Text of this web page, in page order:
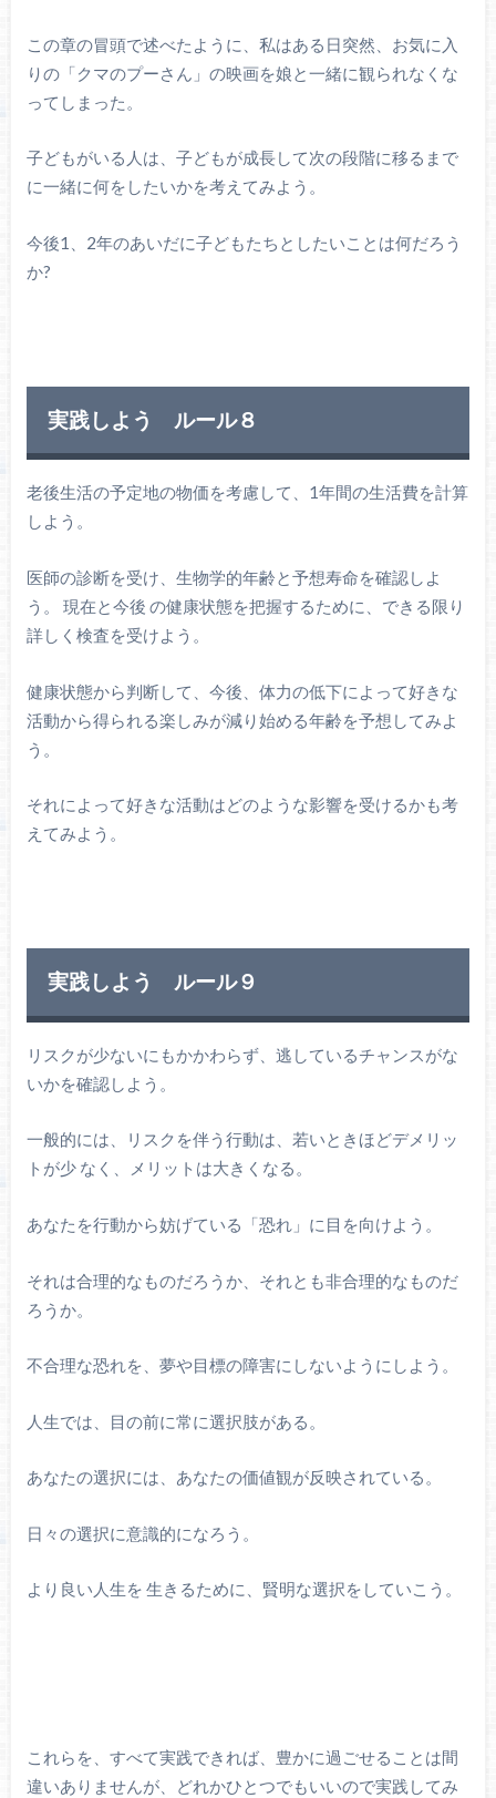
この章の冒頭で述べたように、私はある日突然、お気に入
りの「クマのプーさん」の映画を娘と一緒に観られなくな
ってしまった。
子どもがいる人は、子どもが成長して次の段階に移るまで
に一緒に何をしたいかを考えてみよう。
今後1、2年のあいだに子どもたちとしたいことは何だろう
か?
実践しよう ルール８
老後生活の予定地の物価を考慮して、1年間の生活費を計算
しよう。
医師の診断を受け、生物学的年齢と予想寿命を確認しよ
う。 現在と今後 の健康状態を把握するために、できる限り
詳しく検査を受けよう。
健康状態から判断して、今後、体力の低下によって好きな
活動から得られる楽しみが減り始める年齢を予想してみよ
う。
それによって好きな活動はどのような影響を受けるかも考
えてみよう。
実践しよう ルール９
リスクが少ないにもかかわらず、逃しているチャンスがな
いかを確認しよう。
一般的には、リスクを伴う行動は、若いときほどデメリッ
トが少 なく、メリットは大きくなる。
あなたを行動から妨げている「恐れ」に目を向けよう。
それは合理的なものだろうか、それとも非合理的なものだ
ろうか。
不合理な恐れを、夢や目標の障害にしないようにしよう。
人生では、目の前に常に選択肢がある。
あなたの選択には、あなたの価値観が反映されている。
日々の選択に意識的になろう。
より良い人生を 生きるために、賢明な選択をしていこう。
これらを、すべて実践できれば、豊かに過ごせることは間
違いありませんが、どれかひとつでもいいので実践してみ